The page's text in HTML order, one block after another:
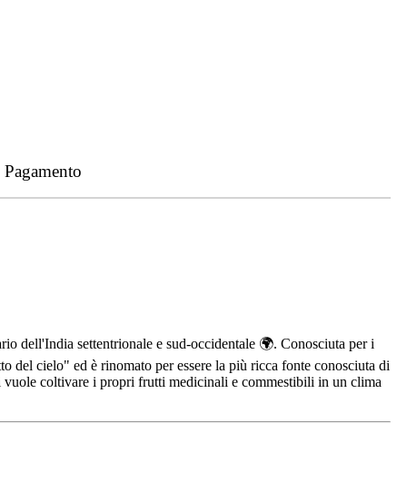
dell'India settentrionale e sud-occidentale 🌍. Conosciuta per i
del cielo" ed è rinomato per essere la più ricca fonte conosciuta di
vuole coltivare i propri frutti medicinali e commestibili in un clima